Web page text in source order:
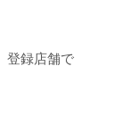
登録店舗で